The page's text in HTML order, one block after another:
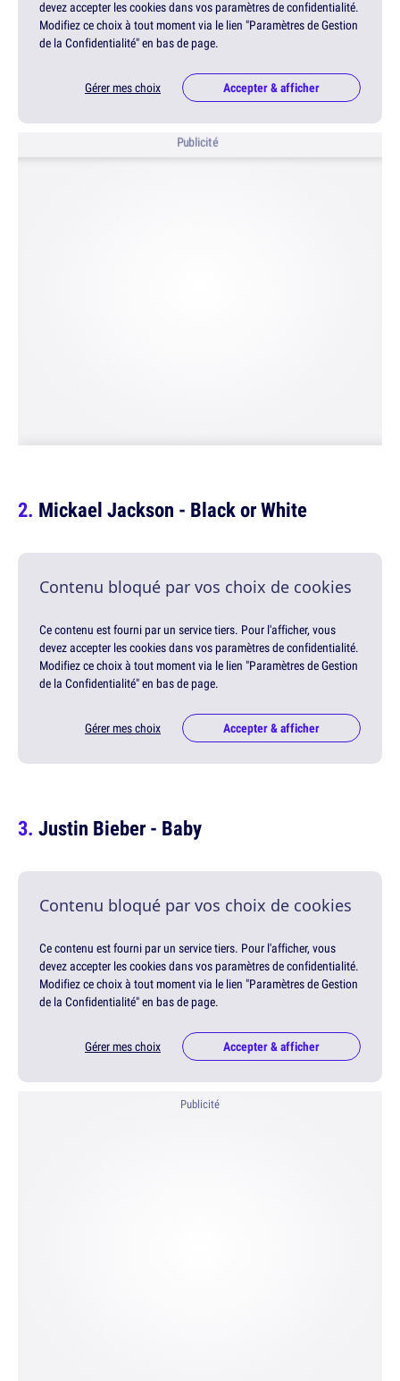
devez accepter les cookies dans vos paramètres de confidentialité.
Modifiez ce choix à tout moment via le lien "Paramètres de Gestion
de la Confidentialité" en bas de page.
Gérer mes choix Accepter & afficher
Publicité
Mickael Jackson - Black or White
Contenu bloqué par vos choix de cookies
Ce contenu est fourni par un service tiers. Pour l'afficher, vous
devez accepter les cookies dans vos paramètres de confidentialité.
Modifiez ce choix à tout moment via le lien "Paramètres de Gestion
de la Confidentialité" en bas de page.
Gérer mes choix Accepter & afficher
Justin Bieber - Baby
Contenu bloqué par vos choix de cookies
Ce contenu est fourni par un service tiers. Pour l'afficher, vous
devez accepter les cookies dans vos paramètres de confidentialité.
Modifiez ce choix à tout moment via le lien "Paramètres de Gestion
de la Confidentialité" en bas de page.
Gérer mes choix Accepter & afficher
Publicité